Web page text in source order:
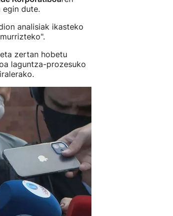
egin dute.
analisiak ikasteko
zertan hobetu
laguntza-prozesuko